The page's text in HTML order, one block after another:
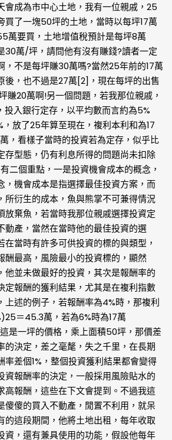
會成為市中心土地，我有一位親戚，25
買了一塊50坪的土地，當時以每坪17萬
萬要買，土地增值稅預計是每坪8萬
30萬/坪，請問他有沒有賺錢?讀者一定
，不是每坪賺30萬嗎?當然25年前的17萬
後，也不過是27萬[2]，現在每坪的出售
賺20萬啊!另一個問題，若我那位親戚，
投入銀行定存，以平均數而言約為5%
放了25年算至現在，複利本利和為17
，看樣子當時的投資若為定存，似乎比
存型態，仍有利息所得的問題尚未扣除
二個重點，一是投資機會成本的概念，
，機會成本是指選擇最佳投資方案，而
所衍生的成本，魚與熊掌不可兼得情況
放棄魚，若當時我那位親戚選擇投資定
動產，當然在當時他的最佳投資的選
當時有許多可供投資的標的與類型，
酬最高，風險最小的投資標的，顯然
他並未做最好的投資，其次是報酬率的
定報酬的獲利結果，尤其是在複利指數
上述的例子，若報酬率為4%時，那複利
＝45.3萬，若為6%時為17萬
是一坪的價格，乘上面積50坪，那價差
的決定，差之毫氂，失之千里，在長期
率差個1%，整個投資獲利結果都會變得
資報酬率的決定，一般採用風險貼水的
高報酬，這些在下文會提到。不過我這
傻傻的買入不動產，閒置不利用，就呆
的這段期間，他將土地出租，每年收取
資，還有兼具使用的功能，假設他每年